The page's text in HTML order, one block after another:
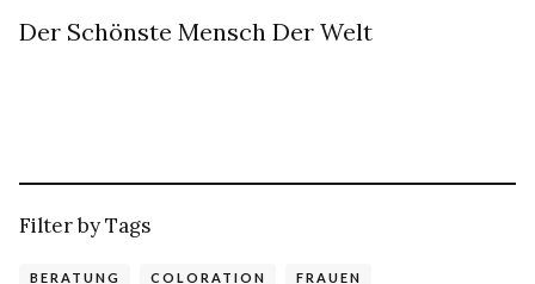
Der Schönste Mensch Der Welt
Filter by Tags
BERATUNG COLORATION FRAUEN